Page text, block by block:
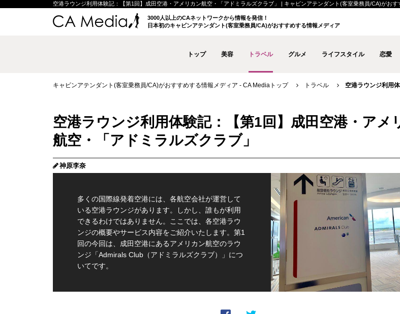
空港ラウンジ利用体験記：【第1回】成田空港・アメリカン航空・「アドミラルズクラブ」 | キャビンアテンダント(客室乗務員/CA)がお
3000人以上のCAネットワークから情報を発信！
日本初のキャビンアテンダント(客室乗務員/CA)がおすすめする情報メディア
トップ 美容 トラベル グルメ ライフスタイル 恋愛
キャビンアテンダント(客室乗務員/CA)がおすすめする情報メディア - CA Mediaトップ トラベル 空港ラウンジ利用
空港ラウンジ利用体験記：【第1回】成田空港・アメ
航空・「アドミラルズクラブ」
神原李奈
多くの国際線発着空港には、各航空会社が運営して
いる空港ラウンジがあります。しかし、誰もが利用
できるわけではありません。ここでは、各空港ラウ
ンジの概要やサービス内容をご紹介いたします。第1
回の今回は、成田空港にあるアメリカン航空のラウ
ンジ「Admirals Club（アドミラルズクラブ）」につ
いてです。